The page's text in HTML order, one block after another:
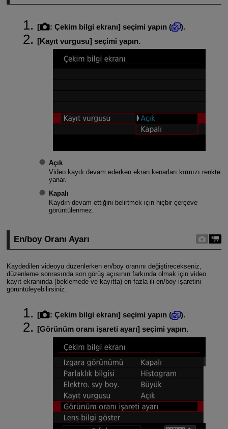
[ : Çekim bilgi ekranı] seçimi yapın (
).
[Kayıt vurgusu] seçimi yapın.
Açık
Video kaydı devam ederken ekran kenarları kırmızı renkte
yanar.
Kapalı
Kaydın devam ettiğini belirtmek için hiçbir çerçeve
görüntülenmez.
En/boy Oranı Ayarı
Kaydedilen videoyu düzenlerken en/boy oranını değiştirecekseniz,
düzenleme sonrasında son görüş açısının farkında olmak için video
kayıt ekranında (beklemede ve kayıtta) en fazla ili en/boy işaretini
görüntüleyebilirsiniz.
[ : Çekim bilgi ekranı] seçimi yapın (
).
[Görünüm oranı işareti ayarı] seçimi yapın.